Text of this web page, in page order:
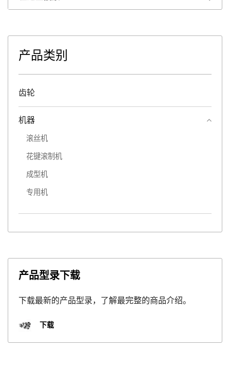
产品类别
齿轮
机器
滚丝机
花键滚制机
成型机
专用机
产品型录下载
下载最新的产品型录，了解最完整的商品介绍。
下载